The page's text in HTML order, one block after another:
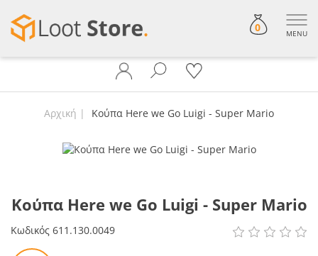
0 MENU
Αρχική Κούπα Here we Go Luigi - Super Mario
Κούπα Here we Go Luigi - Super Mario
Κωδικός 611.130.0049